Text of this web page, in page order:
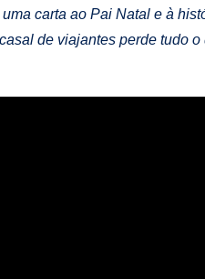
carta ao Pai Natal e à
de viajantes perde tudo